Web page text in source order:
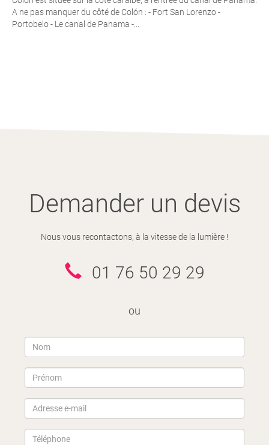
A ne pas manquer du côté de Colón : - Fort San Lorenzo -
Portobelo - Le canal de Panama -...
Demander un devis
Nous vous recontactons, à la vitesse de la lumière !
01 76 50 29 29
ou